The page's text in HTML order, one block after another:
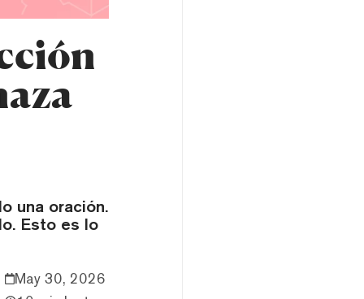
una oración.
Esto es lo
May 30, 2026